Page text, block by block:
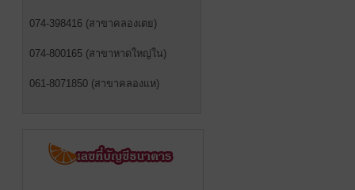
074-398416 (สาขาคลองเตย)
074-800165 (สาขาหาดใหญ่ใน)
061-8071850 (สาขาคลองแห)